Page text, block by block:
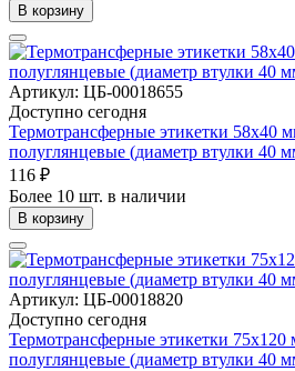
В корзину
Артикул: ЦБ-00018655
Доступно сегодня
Термотрансферные этикетки 58х40
полуглянцевые (диаметр втулки 40
116 ₽
Более 10 шт. в наличии
В корзину
Артикул: ЦБ-00018820
Доступно сегодня
Термотрансферные этикетки
полуглянцевые (диаметр втулки 40